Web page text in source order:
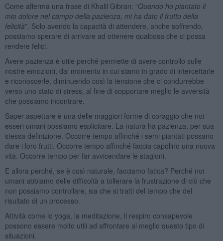
Come afferma una frase di Khalil Gibran: “Quando ho piantato il
mio dolore nel campo della pazienza, mi ha dato il frutto della
felicità”. Solo avendo la capacità di attendere, anche soffrendo,
possiamo sperare di arrivare ad ottenere qualcosa che ci possa
rendere felici.
Avere pazienza è utile perché permette di avere controllo sulle
nostre emozioni, dal momento in cui siamo in grado di intercettarle
e riconoscerle, diminuendo così la tensione che ci condurrebbe
verso uno stato di stress, al fine di sopportare meglio le avversità
che possiamo incontrare.
Saper aspettare è una delle maggiori forme di coraggio che noi
esseri umani possiamo esplicitare. La natura ha pazienza, per sua
stessa definizione. Occorre tempo affinché i semi piantati possano
dare i loro frutti. Occorre tempo affinché faccia capolino una nuova
vita. Occorre tempo per far avvicendare le stagioni.
E allora perché, se è così naturale, facciamo fatica? Perché noi
umani abbiamo delle difficoltà a tollerare la frustrazione di ciò che
non possiamo controllare, sia che si tratti del tempo che del
risultato di un processo.
Attività come lo yoga, la meditazione, il respiro consapevole
possono essere molto utili ad affrontare al meglio questo tipo di
situazioni.